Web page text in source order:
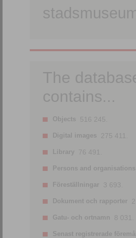
The
contains...
Objects 516 245.
Digital images 275 411.
Library 76 491.
Persons and organisations
Föreställningar 3 693.
Dokument och rapporter
Gatu- och ortnamn 8 031.
Senast registrerade föremål